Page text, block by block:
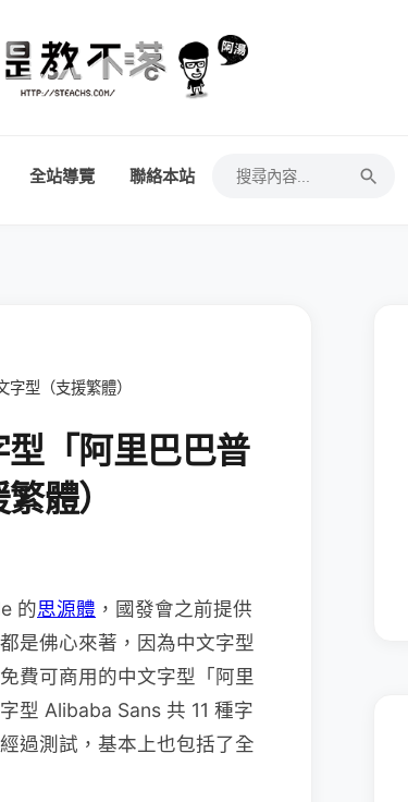
全站導覽 聯絡本站
型（支援繁體）
「阿里巴巴普
體）
的思源體 ，國發會之前提供
都是佛心來著，因為中文字型
費可商用的中文字型「阿里
型 Alibaba Sans 共 11 種字
過測試，基本上也包括了全